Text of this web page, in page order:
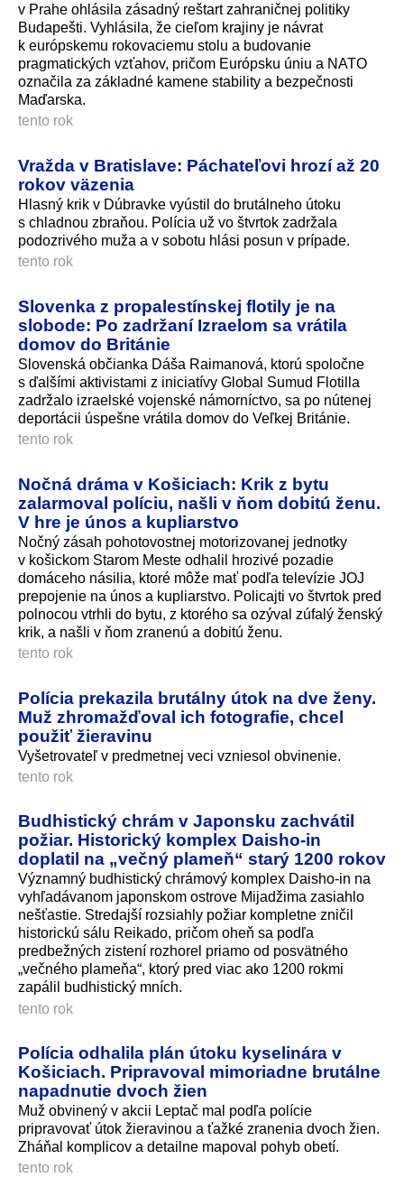
v Prahe ohlásila zásadný reštart zahraničnej politiky
Budapešti. Vyhlásila, že cieľom krajiny je návrat
k európskemu rokovaciemu stolu a budovanie
pragmatických vzťahov, pričom Európsku úniu a NATO
označila za základné kamene stability a bezpečnosti
Maďarska.
tento rok
Vražda v Bratislave: Páchateľovi hrozí až 20
rokov väzenia
Hlasný krik v Dúbravke vyústil do brutálneho útoku
s chladnou zbraňou. Polícia už vo štvrtok zadržala
podozrivého muža a v sobotu hlási posun v prípade.
tento rok
Slovenka z propalestínskej flotily je na
slobode: Po zadržaní Izraelom sa vrátila
domov do Británie
Slovenská občianka Dáša Raimanová, ktorú spoločne
s ďalšími aktivistami z iniciatívy Global Sumud Flotilla
zadržalo izraelské vojenské námorníctvo, sa po nútenej
deportácii úspešne vrátila domov do Veľkej Británie.
tento rok
Nočná dráma v Košiciach: Krik z bytu
zalarmoval políciu, našli v ňom dobitú ženu.
V hre je únos a kupliarstvo
Nočný zásah pohotovostnej motorizovanej jednotky
v košickom Starom Meste odhalil hrozivé pozadie
domáceho násilia, ktoré môže mať podľa televízie JOJ
prepojenie na únos a kupliarstvo. Policajti vo štvrtok pred
polnocou vtrhli do bytu, z ktorého sa ozýval zúfalý ženský
krik, a našli v ňom zranenú a dobitú ženu.
tento rok
Polícia prekazila brutálny útok na dve ženy.
Muž zhromažďoval ich fotografie, chcel
použiť žieravinu
Vyšetrovateľ v predmetnej veci vzniesol obvinenie.
tento rok
Budhistický chrám v Japonsku zachvátil
požiar. Historický komplex Daisho-in
doplatil na „večný plameň“ starý 1200 rokov
Významný budhistický chrámový komplex Daisho-in na
vyhľadávanom japonskom ostrove Mijadžima zasiahlo
nešťastie. Stredajší rozsiahly požiar kompletne zničil
historickú sálu Reikado, pričom oheň sa podľa
predbežných zistení rozhorel priamo od posvätného
„večného plameňa“, ktorý pred viac ako 1200 rokmi
zapálil budhistický mních.
tento rok
Polícia odhalila plán útoku kyselinára v
Košiciach. Pripravoval mimoriadne brutálne
napadnutie dvoch žien
Muž obvinený v akcii Leptač mal podľa polície
pripravovať útok žieravinou a ťažké zranenia dvoch žien.
Zháňal komplicov a detailne mapoval pohyb obetí.
tento rok